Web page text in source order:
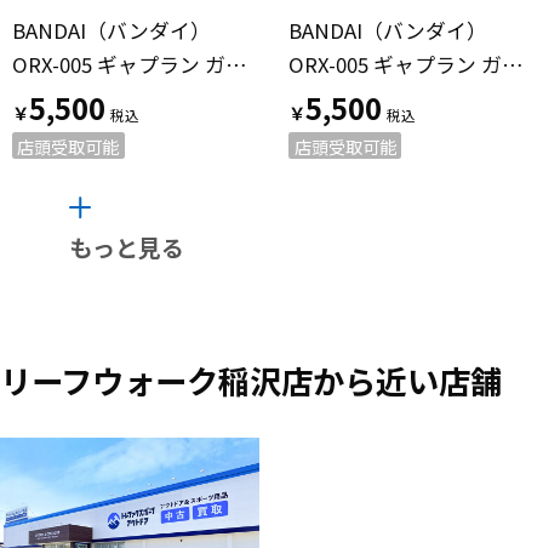
BANDAI（バンダイ）
ORX-005 ギャプラン ガンプラ 0122717 HGUC 1/144
￥5,500
店頭受取可能
BANDAI（バンダイ）
ORX-005 ギャプラン ガンプラ 0122717 HGUC 1/144
￥5,500
店頭受取可能
もっと見る
リーフウォーク稲沢店から近い店舗